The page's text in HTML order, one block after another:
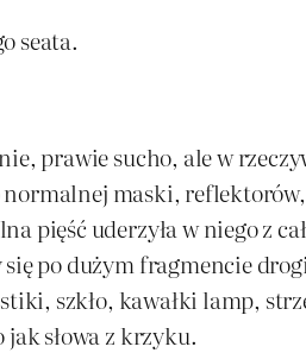
seata.
prawie sucho, ale w
normalnej maski,
pięść uderzyła w niego z
po dużym fragmencie
szkło, kawałki lamp,
jak słowa z krzyku.